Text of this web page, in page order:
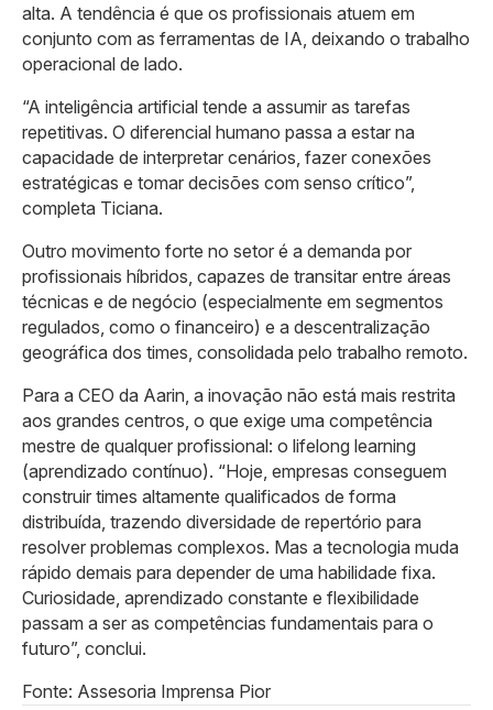
alta. A tendência é que os profissionais atuem em
conjunto com as ferramentas de IA, deixando o trabalho
operacional de lado.
“A inteligência artificial tende a assumir as tarefas
repetitivas. O diferencial humano passa a estar na
capacidade de interpretar cenários, fazer conexões
estratégicas e tomar decisões com senso crítico”,
completa Ticiana.
Outro movimento forte no setor é a demanda por
profissionais híbridos, capazes de transitar entre áreas
técnicas e de negócio (especialmente em segmentos
regulados, como o financeiro) e a descentralização
geográfica dos times, consolidada pelo trabalho remoto.
Para a CEO da Aarin, a inovação não está mais restrita
aos grandes centros, o que exige uma competência
mestre de qualquer profissional: o lifelong learning
(aprendizado contínuo). “Hoje, empresas conseguem
construir times altamente qualificados de forma
distribuída, trazendo diversidade de repertório para
resolver problemas complexos. Mas a tecnologia muda
rápido demais para depender de uma habilidade fixa.
Curiosidade, aprendizado constante e flexibilidade
passam a ser as competências fundamentais para o
futuro”, conclui.
Fonte: Assesoria Imprensa Pior